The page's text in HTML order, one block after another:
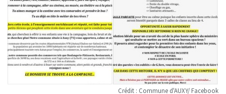
Crédit : Commune d'AUXY/ Facebook